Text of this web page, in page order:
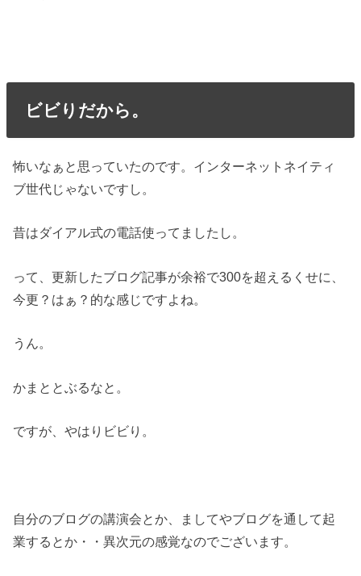
ビビりだから。
怖いなぁと思っていたのです。インターネットネイティ
ブ世代じゃないですし。
昔はダイアル式の電話使ってましたし。
って、更新したブログ記事が余裕で300を超えるくせに、
今更？はぁ？的な感じですよね。
うん。
かまととぶるなと。
ですが、やはりビビり。
自分のブログの講演会とか、ましてやブログを通して起
業するとか・・異次元の感覚なのでございます。